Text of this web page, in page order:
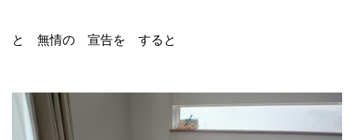
と 無情の 宣告を すると